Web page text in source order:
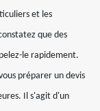
et les
que des
le rapidement.
préparer un devis
Il s'agit d'un